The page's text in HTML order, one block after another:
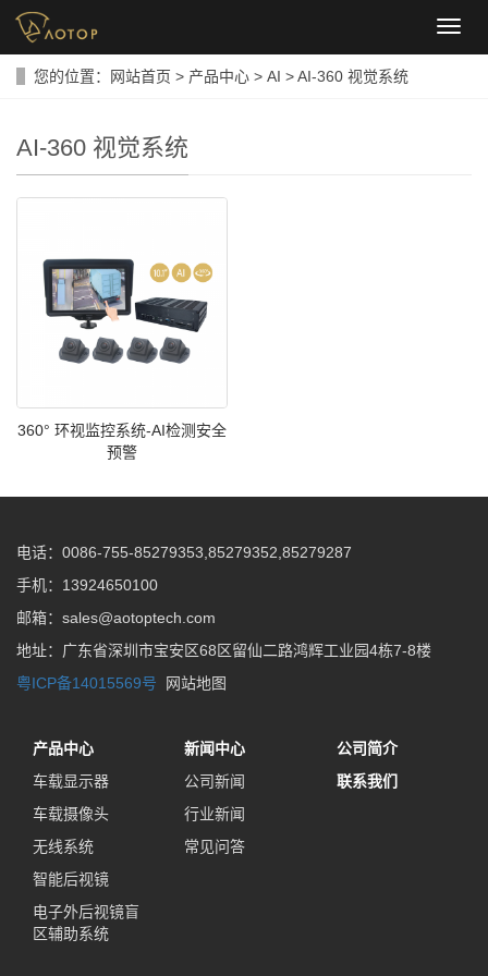
导
您的位置： 网站首页 > 产品中心 > AI >AI-360 视觉系统
AI-360 视觉系统
360° 环视监控系统-AI检测安全
预警
电话：0086-755-85279353,85279352,85279287
手机：13924650100
邮箱：sales@aotoptech.com
地址：广东省深圳市宝安区68区留仙二路鸿辉工业园4栋7-8楼
粤ICP备14015569号
网站地图
产品中心
车载显示器
车载摄像头
无线系统
智能后视镜
电子外后视镜盲
区辅助系统
新闻中心
公司新闻
行业新闻
常见问答
公司简介
联系我们